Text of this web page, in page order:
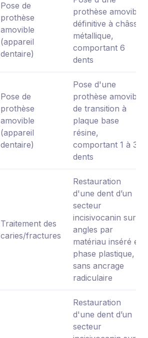
Pose de
prothèse
amovible
(appareil
dentaire)
prothèse amovible
définitive à châssis
métallique,
comportant 6
dents
Pose de
prothèse
amovible
(appareil
dentaire)
Pose d'une
prothèse amovible
de transition à
plaque base
résine,
comportant 1 à 3
dents
Traitement des
caries/fractures
Restauration
d'une dent d’un
secteur
incisivocanin sur 2
angles par
matériau inséré en
phase plastique,
sans ancrage
radiculaire
Restauration
d'une dent d’un
secteur